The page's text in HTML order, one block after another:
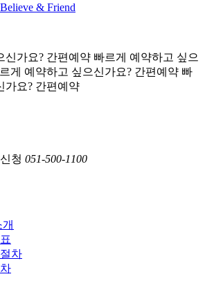
& Friend
신가요? 간편예약 빠르게 예약하고 싶으
게 예약하고 싶으신가요? 간편예약 빠
가요? 간편예약
청 051-500-1100
차